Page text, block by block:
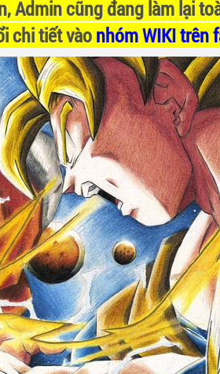
Admin cũng đang làm lại
chi tiết vàonhóm WIKI trên